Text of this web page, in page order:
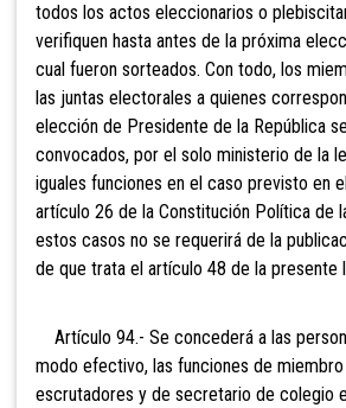
todos los actos eleccionarios o
verifiquen hasta antes de la próxima
cual fueron sorteados. Con todo, los
las juntas electorales a quienes
elección de Presidente de la República
convocados, por el solo ministerio de la
iguales funciones en el caso previsto en
artículo 26 de la Constitución Política de
estos casos no se requerirá de la
de que trata el artículo 48 de la presente
Artículo 94.- Se concederá a las
modo efectivo, las funciones de
escrutadores y de secretario de colegio